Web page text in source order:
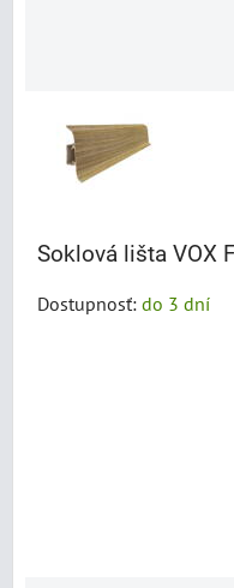
Soklová lišta VOX
Dostupnosť: do 3 dní